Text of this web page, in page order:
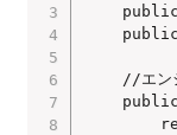
//エン